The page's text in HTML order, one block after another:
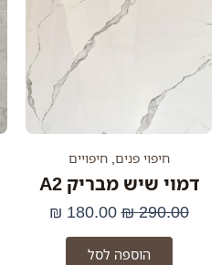
חיפוי פנים ,חיפויים
דמוי שיש מבריק A2
290.00
₪
היה:
290.00 ₪.
180.00
₪
הוא:
180.00 ₪.
הוספה לסל